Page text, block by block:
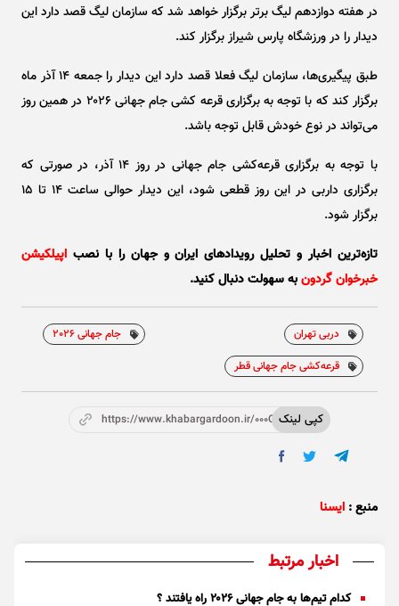
در هفته دوازدهم لیگ برتر برگزار خواهد شد که سازمان لیگ قصد دارد این
دیدار را در ورزشگاه پارس شیراز برگزار کند.
طبق پیگیری‌ها، سازمان لیگ فعلا قصد دارد این دیدار را جمعه ۱۴ آذر ماه
برگزار کند که با توجه به برگزاری قرعه کشی جام جهانی ۲۰۲۶ در همین روز
می‌تواند در نوع خودش قابل توجه باشد.
با توجه به برگزاری قرعه‌کشی جام جهانی در روز ۱۴ آذر، در صورتی که
برگزاری داربی در این روز قطعی شود، این دیدار حوالی ساعت ۱۴ تا ۱۵
برگزار شود.
تازه‌ترین اخبار و تحلیل‌ رویدادهای ایران و جهان را با نصب اپیلکیشن
خبرخوان گردونبه سهولت دنبال کنید.
دربی تهران
جام جهانی 2026
قرعه‌کشی جام جهانی قطر
کپی لینکhttps://www.khabargardoon.ir/000OTT
منبع : ایسنا
اخبار مرتبط
کدام تیم‌ها به جام جهانی ۲۰۲۶ راه یافتند ؟